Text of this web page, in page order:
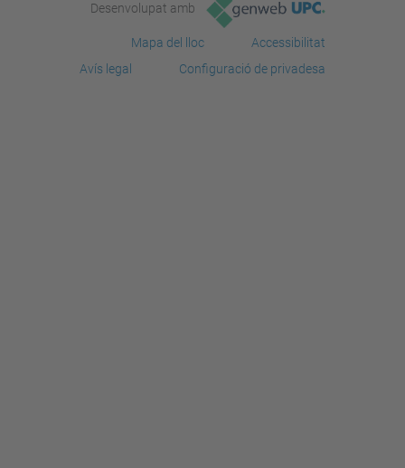
Desenvolupat amb
Mapa del lloc
Accessibilitat
Avís legal
Configuració de privadesa